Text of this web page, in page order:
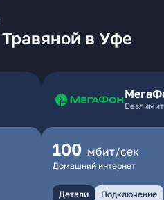
в Уфе
100 мбит/сек
Домашний интернет
Детали Подключение